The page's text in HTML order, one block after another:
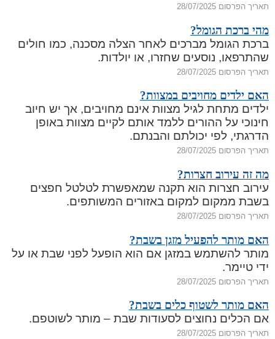
תאריך הפרסום 28/07/2025
מהי ברכת הגומל?
ברכת הגומל מברכים לאחר הצלה מסכנה, כמו חולים
שהתרפאו, נוסעים שחזרו, או יולדות.
תאריך הפרסום 28/07/2025
האם ילדים מחויבים במצוות?
ילדים מתחת לגיל מצוות אינם מחויבים, אך יש חיוב
חינוכי על ההורים ללמד אותם לקיים מצוות באופן
הדרגתי, לפי יכולתם והבנתם.
תאריך הפרסום 28/07/2025
מה זה עירוב חצרות?
עירוב חצרות הוא תקנה שמאפשרת לטלטל חפצים
בשבת ממקום למקום באזורים המשותפים.
תאריך הפרסום 28/07/2025
האם מותר להפעיל מזגן בשבת?
מותר להשתמש במזגן אם הוא הופעל לפני שבת או על
ידי טיימר.
תאריך הפרסום 28/07/2025
האם מותר לשטוף כלים בשבת?
אם הכלים נחוצים לסעודות שבת – מותר לשוטפם.
תאריך הפרסום 28/07/2025